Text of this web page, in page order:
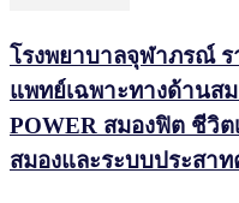
โรงพยาบาลจุฬาภรณ์
แพทย์เฉพาะทางด้านส
POWER สมองฟิต ชีวิ
สมองและระบบประสาท